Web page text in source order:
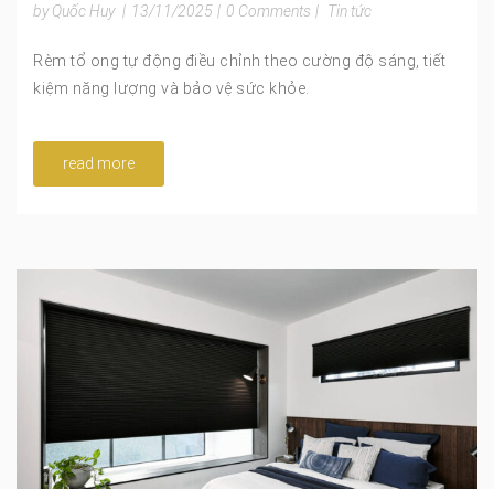
by Quốc Huy | 13/11/2025 | 0 Comments | Tin tức
Rèm tổ ong tự động điều chỉnh theo cường độ sáng, tiết
kiệm năng lượng và bảo vệ sức khỏe.
read more